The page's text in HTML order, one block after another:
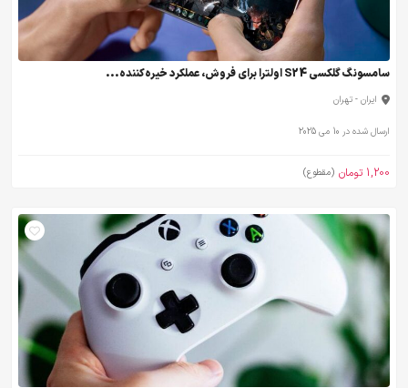
سامسونگ گلکسی S24 اولترا برای فروش، عملکرد خیره‌کننده...
ایران - تهران
ارسال شده در 10 می 2025
1,200 تومان (مقطوع)